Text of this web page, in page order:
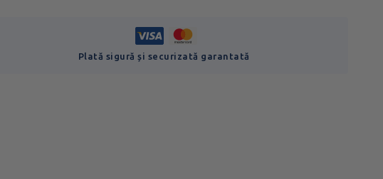
Plată sigură și securizată garantată